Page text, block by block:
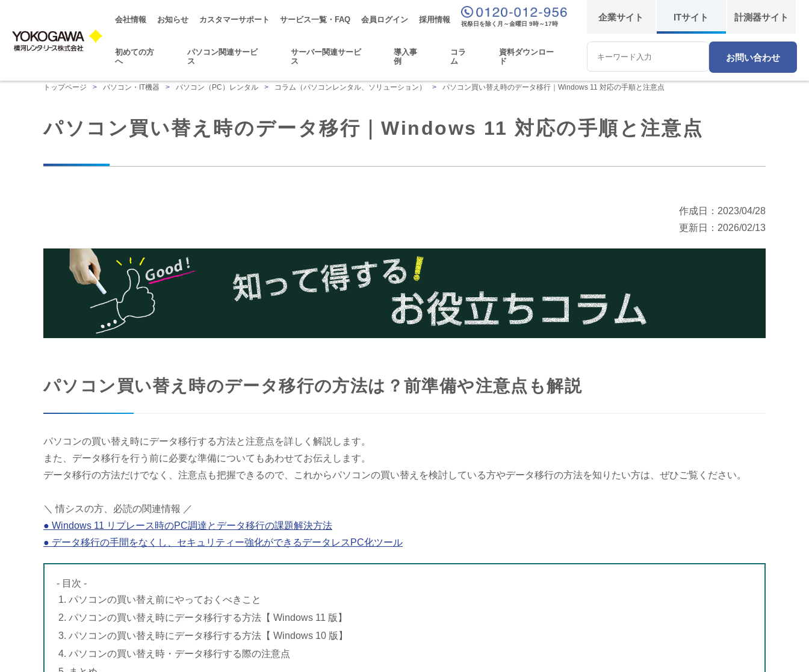
会社情報 お知らせ カスタマーサポート サービス一覧・FAQ 会員ログイン 採用情報
祝祭日を除く月～金曜日 9時～17時
初めての方
へ
パソコン関連サービ
ス
サーバー関連サービ
ス
導入事
例
コラ
ム
資料ダウンロー
ド
企業サイト ITサイト 計測器サイト
Conduct
a
search
お問い合わせ
トップページ > パソコン・IT機器 > パソコン（PC）レンタル > コラム（パソコンレンタル、ソリューション） > パソコン買い替え時のデータ移行｜Windows 11 対応の手順と注意点
パソコン買い替え時のデータ移行｜Windows 11 対応の手順と注意点
作成日：2023/04/28
更新日：2026/02/13
パソコン買い替え時のデータ移行の方法は？前準備や注意点も解説
パソコンの買い替え時にデータ移行する方法と注意点を詳しく解説します。
また、データ移行を行う前に必要な準備についてもあわせてお伝えします。
データ移行の方法だけでなく、注意点も把握できるので、これからパソコンの買い替えを検討している方やデータ移行の方法を知りたい方は、ぜひご覧ください。
＼ 情シスの方、必読の関連情報 ／
● Windows 11 リプレース時のPC調達とデータ移行の課題解決方法
● データ移行の手間をなくし、セキュリティー強化ができるデータレスPC化ツール
- 目次 -
1. パソコンの買い替え前にやっておくべきこと
2. パソコンの買い替え時にデータ移行する方法【 Windows 11 版】
3. パソコンの買い替え時にデータ移行する方法【 Windows 10 版】
4. パソコンの買い替え時・データ移行する際の注意点